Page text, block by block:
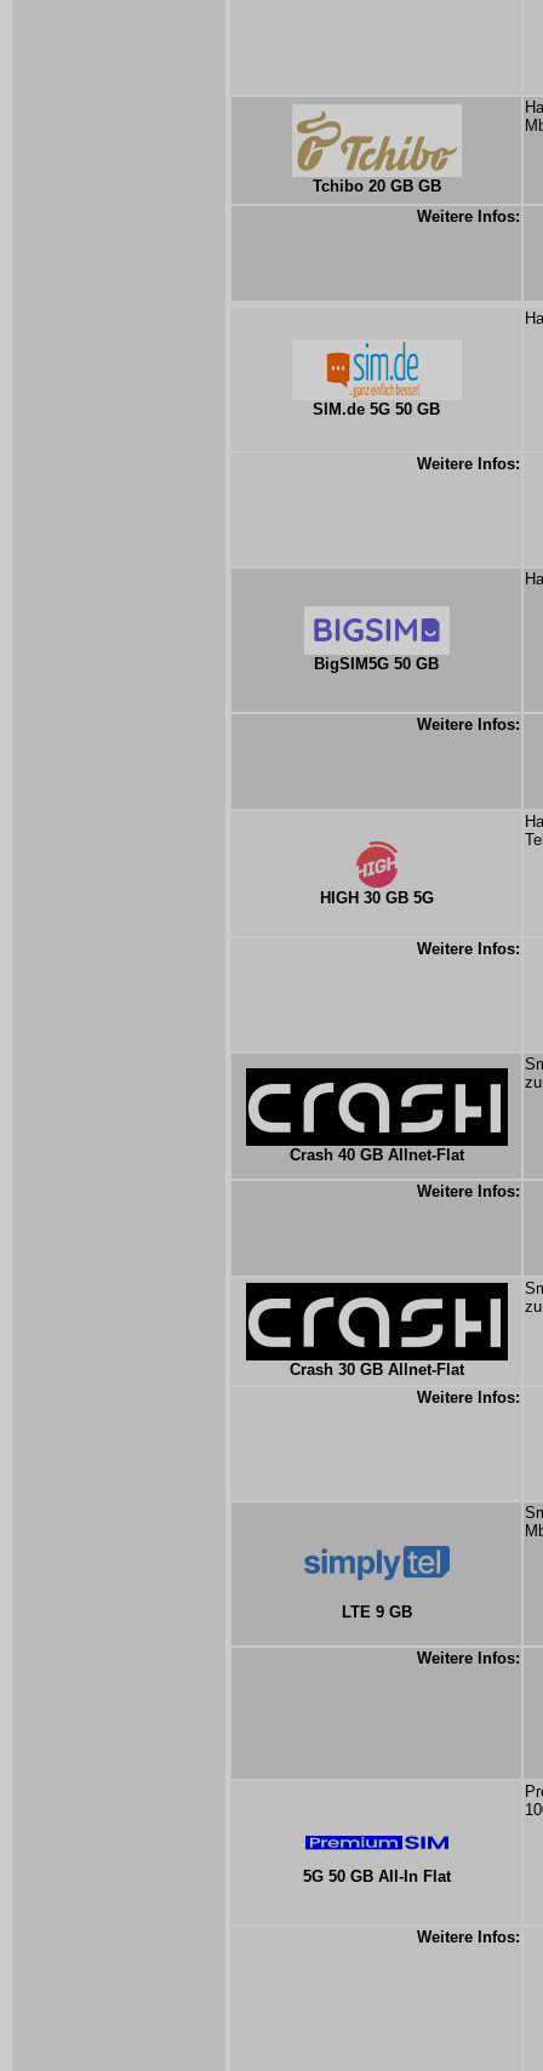
Tchibo 20 GB GB
Weitere Infos:
SIM.de 5G 50 GB
Weitere Infos:
BigSIM5G 50 GB
Weitere Infos:
HIGH 30 GB 5G
Weitere Infos:
Crash 40 GB Allnet-Flat
Weitere Infos:
Crash 30 GB Allnet-Flat
Weitere Infos:
LTE 9 GB
Weitere Infos:
5G 50 GB All-In Flat
Weitere Infos: